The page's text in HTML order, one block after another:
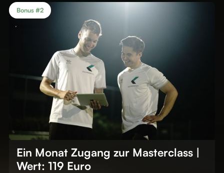
Bonus #2
Ein Monat Zugang zur Masterclass |
Wert: 119 Euro